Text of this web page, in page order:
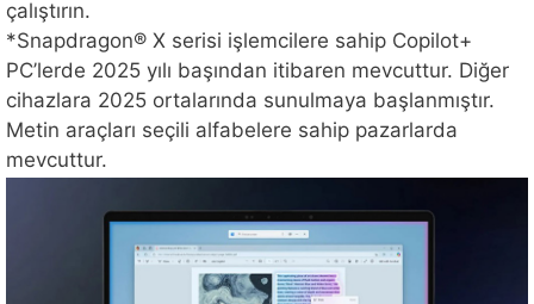
çalıştırın.
*Snapdragon® X serisi işlemcilere sahip Copilot+
PC’lerde 2025 yılı başından itibaren mevcuttur. Diğer
cihazlara 2025 ortalarında sunulmaya başlanmıştır.
Metin araçları seçili alfabelere sahip pazarlarda
mevcuttur.